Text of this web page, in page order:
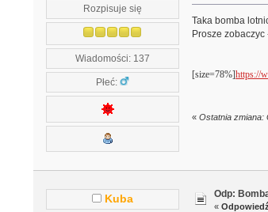
Rozpisuje się
Wiadomości: 137
Płeć:
Taka bomba
Prosze
[size=78%]https://
« Ostatnia zmiana:
Kuba Odp:
«